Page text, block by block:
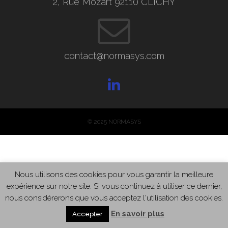
contact@normasys.com
© 2025 NORMASYS
Nous utilisons des cookies pour vous garantir la meilleure
expérience sur notre site. Si vous continuez à utiliser ce dernier,
nous considérerons que vous acceptez l'utilisation des cookies.
Accepter En savoir plus